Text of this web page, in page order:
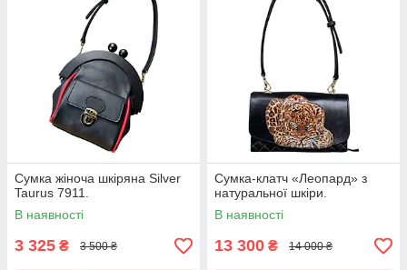
Сумка жіноча шкіряна Silver
Taurus 7911.
В наявності
3 325 ₴ 3 500 ₴
Сумка-клатч «Леопард» з
натуральної шкіри.
В наявності
13 300 ₴ 14 000 ₴